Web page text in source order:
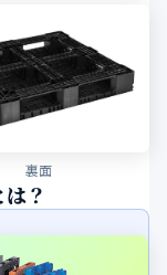
裏面
？